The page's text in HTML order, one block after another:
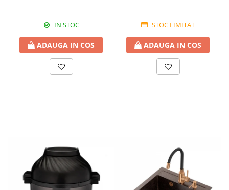
IN STOC
ADAUGA IN COS
STOC LIMITAT
ADAUGA IN COS